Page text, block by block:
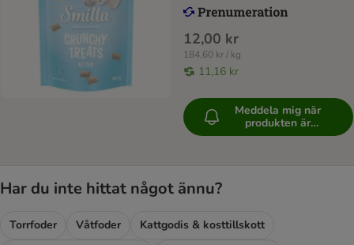
12,00 kr
184,60 kr / kg
11,16 kr
Meddela mig när
produkten är
tillgänglig
Har du inte hittat något ännu?
Torrfoder Våtfoder
Kattgodis & kosttillskott